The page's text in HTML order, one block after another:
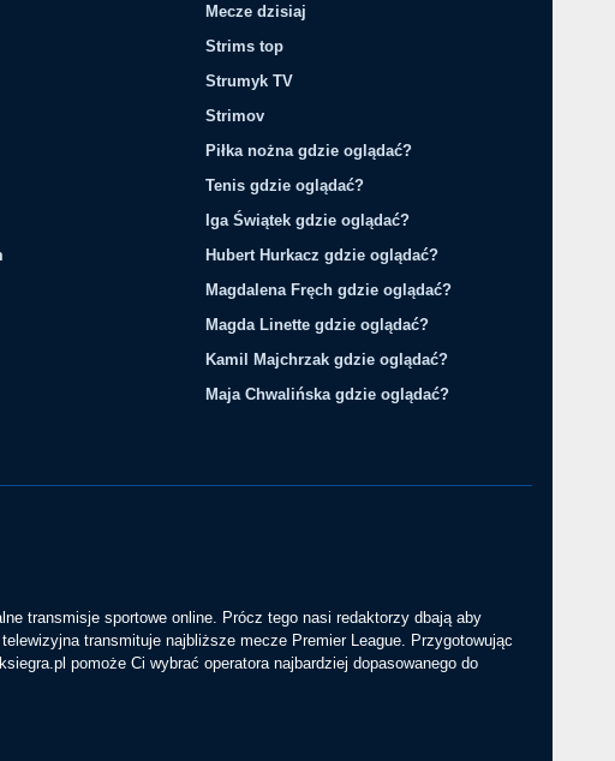
Mecze dzisiaj
Strims top
Strumyk TV
Strimov
Piłka nożna gdzie oglądać?
Tenis gdzie oglądać?
Iga Świątek gdzie oglądać?
Hubert Hurkacz gdzie oglądać?
Magdalena Fręch gdzie oglądać?
Magda Linette gdzie oglądać?
Kamil Majchrzak gdzie oglądać?
Maja Chwalińska gdzie oglądać?
transmisje sportowe online. Prócz tego nasi redaktorzy dbają aby
transmituje najbliższe mecze Premier League. Przygotowując
pomoże Ci wybrać operatora najbardziej dopasowanego do